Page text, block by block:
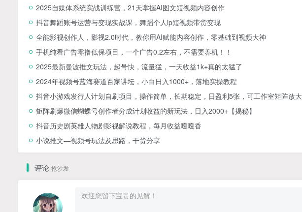
2025自媒体系统实战训练营，21天掌握AI图文短视频内容创作
抖音舞蹈账号运营与变现实战课，舞蹈个人ip短视频带货变现
全能影视创作人，影视2.0时代，教你用AI赋能内容创作，​零基础到视频大神
手机纯看广告零撸低保项目，一个广告0.2左右，不需要养机！！
2025最新曼波推文玩法，起号快，流量猛，一天收益1k+真的太猛了
2024年视频号蓝海赛道百家讲坛，小白日入1000+，落地实操教程
抖音小游戏发行人计划自刷项目，操作简单，长期稳定，日盈利5张，可工作室矩阵放大
矩阵刷爆微信蝴蝶号创作者分成计划收益的新玩法，日入2000+【揭秘】
抖音历史剧英雄人物剧影视解说教程，每月收益嘎嘎香
小说推文—视频号玩法及思路，干货分享
评论 抢沙发